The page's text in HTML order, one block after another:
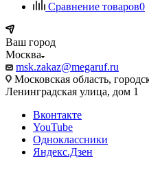
Сравнение товаров0
Ваш город
Москва
msk.zakaz@megaruf.ru
Московская область,
Ленинградская улица, дом 1
Вконтакте
YouTube
Одноклассники
Яндекс.Дзен